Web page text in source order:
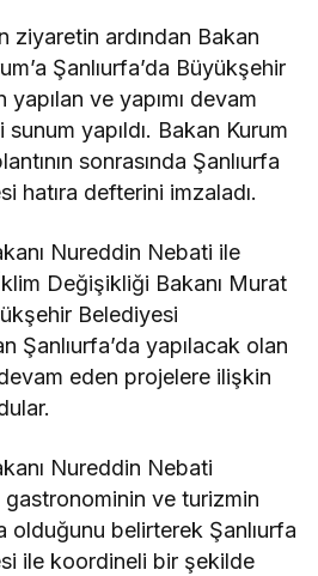
ziyaretin ardından Bakan
Şanlıurfa’da Büyükşehir
ve yapımı devam
yapıldı. Bakan Kurum
sonrasında Şanlıurfa
hatıra defterini imzaladı.
Nureddin Nebati ile
Değişikliği Bakanı Murat
Belediyesi
Şanlıurfa’da yapılacak olan
devam eden projelere ilişkin
Nureddin Nebati
gastronominin ve turizmin
olduğunu belirterek Şanlıurfa
ile koordineli bir şekilde